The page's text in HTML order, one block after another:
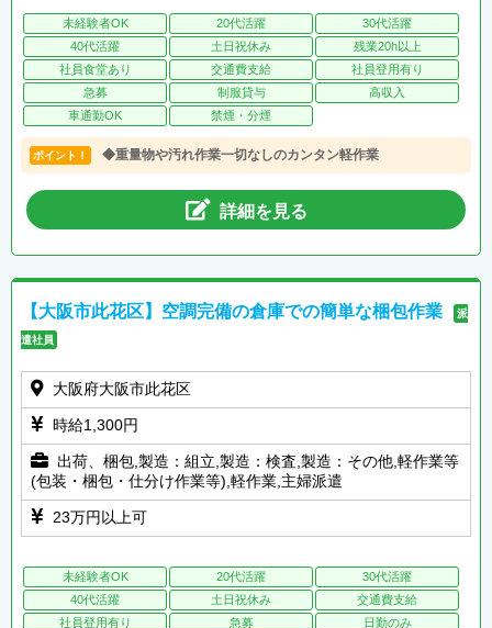
未経験者OK 20代活躍
30代活躍
40代活躍
土日祝休み
残業20h以上
社員食堂あり
交通費支給
社員登用有り
急募
制服貸与
高収入
車通勤OK
禁煙・分煙
ポイント！ ◆重量物や汚れ作業一切なしのカンタン軽作業
詳細を見る
【大阪市此花区】空調完備の倉庫での簡単な梱包作業 派
遣社員
大阪府大阪市此花区
時給1,300円
出荷、梱包,製造：組立,製造：検査,製造：その他,軽作業等
(包装・梱包・仕分け作業等),軽作業,主婦派遣
23万円以上可
未経験者OK 20代活躍
30代活躍
40代活躍
土日祝休み
交通費支給
社員登用有り
急募
日勤のみ